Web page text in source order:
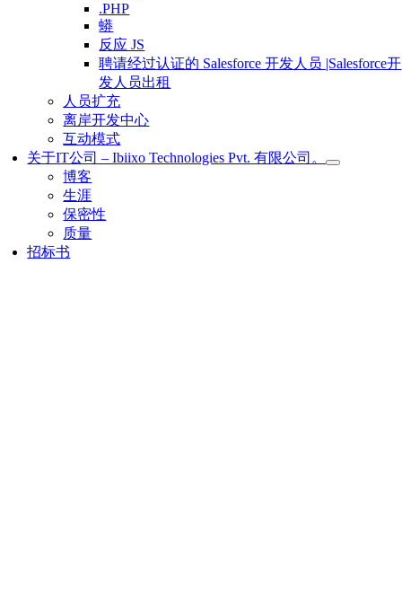
.PHP
蟒
反应 JS
聘请经过认证的 Salesforce 开发人员 |Salesforce开
发人员出租
人员扩充
离岸开发中心
互动模式
关于IT公司 – Ibiixo Technologies Pvt. 有限公司。
博客
生涯
保密性
质量
招标书